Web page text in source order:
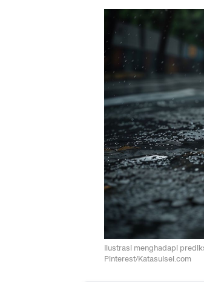
Ilustrasi menghadapi
Pinterest/Katasulsel.com